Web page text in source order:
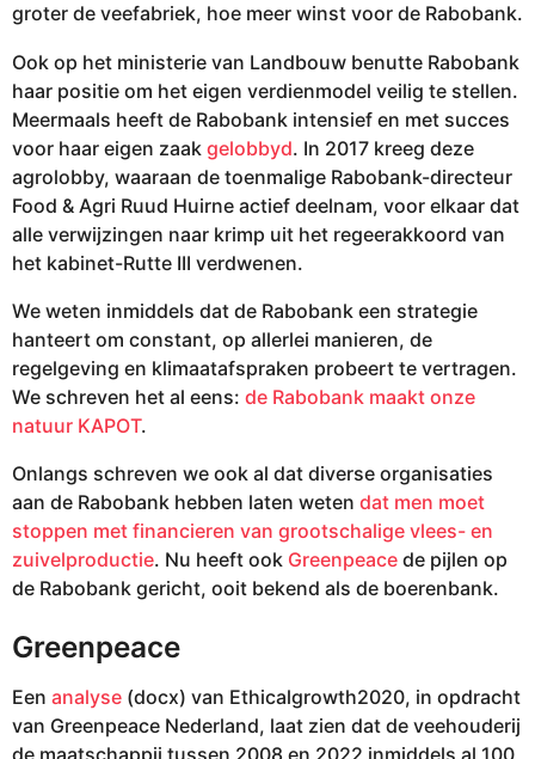
groter de veefabriek, hoe meer winst voor de Rabobank.
Ook op het ministerie van Landbouw benutte Rabobank
haar positie om het eigen verdienmodel veilig te stellen.
Meermaals heeft de Rabobank intensief en met succes
voor haar eigen zaak gelobbyd. In 2017 kreeg deze
agrolobby, waaraan de toenmalige Rabobank-directeur
Food & Agri Ruud Huirne actief deelnam, voor elkaar dat
alle verwijzingen naar krimp uit het regeerakkoord van
het kabinet-Rutte III verdwenen.
We weten inmiddels dat de Rabobank een strategie
hanteert om constant, op allerlei manieren, de
regelgeving en klimaatafspraken probeert te vertragen.
We schreven het al eens: de Rabobank maakt onze
natuur KAPOT.
Onlangs schreven we ook al dat diverse organisaties
aan de Rabobank hebben laten weten dat men moet
stoppen met financieren van grootschalige vlees- en
zuivelproductie. Nu heeft ook Greenpeace de pijlen op
de Rabobank gericht, ooit bekend als de boerenbank.
Greenpeace
Een analyse (docx) van Ethicalgrowth2020, in opdracht
van Greenpeace Nederland, laat zien dat de veehouderij
de maatschappij tussen 2008 en 2022 inmiddels al 100